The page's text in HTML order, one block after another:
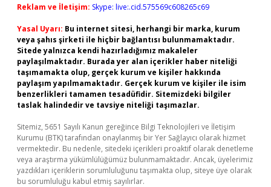
Reklam ve İletişim: Skype: live:.cid.575569c608265c69
Yasal Uyarı: Bu internet sitesi, herhangi bir marka, kurum
veya şahıs şirketi ile hiçbir bağlantısı bulunmamaktadır.
Sitede yalnızca kendi hazırladığımız makaleler
paylaşılmaktadır. Burada yer alan içerikler haber niteliği
taşımamakta olup, gerçek kurum ve kişiler hakkında
paylaşım yapılmamaktadır. Gerçek kurum ve kişiler ile isim
benzerlikleri tamamen tesadüfidir. Sitemizdeki bilgiler
taslak halindedir ve tavsiye niteliği taşımazlar.
Sitemiz, 5651 Sayılı Kanun gereğince Bilgi Teknolojileri ve İletişim
Kurumu (BTK) tarafından onaylanmış bir Yer Sağlayıcı olarak hizmet
vermektedir. Bu nedenle, sitedeki içerikleri proaktif olarak denetleme
veya araştırma yükümlülüğümüz bulunmamaktadır. Ancak, üyelerimiz
yazdıkları içeriklerin sorumluluğunu taşımakta olup, siteye üye olarak
bu sorumluluğu kabul etmiş sayılırlar.